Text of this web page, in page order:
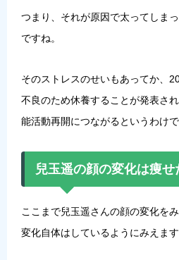
つまり、それが原因で太ってしま
ですね。
そのストレスのせいもあってか、
不良のため休養することが発表さ
能活動再開につながるというわけで
兒玉遥の顔の変化は痩せ
ここまで兒玉遥さんの顔の変化を
変化自体はしているようにみえます